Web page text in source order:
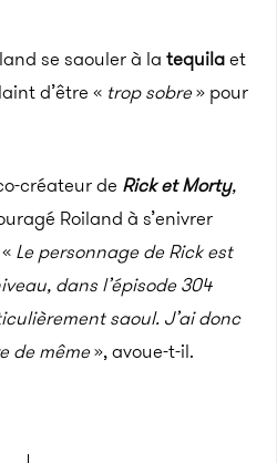
se saouler à la tequilaet
d’être « trop sobre» pour
créateur de Rick et Morty,
Roiland à s’enivrer
Le personnage de Rick est
dans l’épisode 304
saoul. J’ai donc
de même», avoue-t-il.